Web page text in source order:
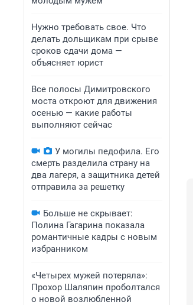
Нужно требовать свое. Что
делать дольщикам при срыве
сроков сдачи дома —
объясняет юрист
Все полосы Димитровского
моста откроют для движения
осенью — какие работы
выполняют сейчас
У могилы педофила. Его
смерть разделила страну на
два лагеря, а защитника детей
отправила за решетку
Больше не скрывает:
Полина Гагарина показала
романтичные кадры с новым
избранником
«Четырех мужей потеряла»:
Прохор Шаляпин проболтался
о новой возлюбленной